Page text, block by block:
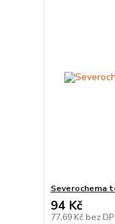
Severochema
94 Kč
77,69 Kč bez